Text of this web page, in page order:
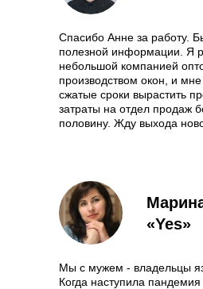
Мы с мужем - владельцы
Когда наступила
Спасибо Анне за работу.
полезной информации. Я
небольшой компанией
производством окон, и
сжатые сроки вырастить
затраты на отдел продаж
половину. Жду выхода
«Yes»